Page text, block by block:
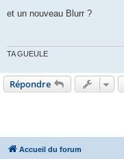
s
et un nouveau Blurr ?
TA GUEULE
Répondre
Accueil du forum